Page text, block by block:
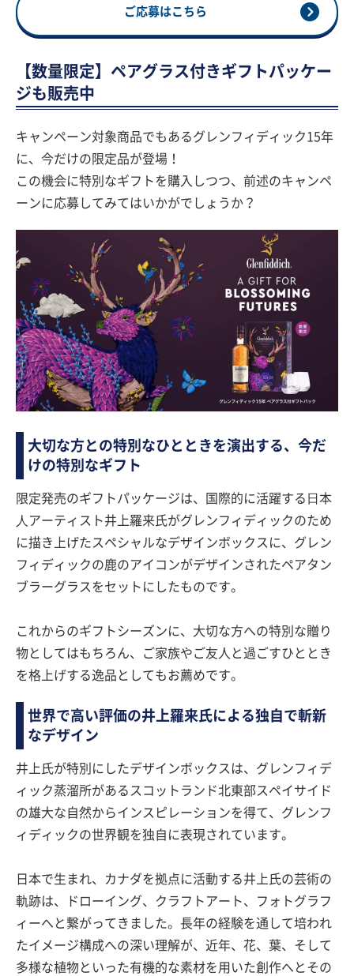
ご応募はこちら
【数量限定】ペアグラス付きギフトパッケー
ジも販売中
キャンペーン対象商品でもあるグレンフィディック15年
に、今だけの限定品が登場！
この機会に特別なギフトを購入しつつ、前述のキャンペ
ーンに応募してみてはいかがでしょうか？
大切な方との特別なひとときを演出する、今だ
けの特別なギフト
限定発売のギフトパッケージは、国際的に活躍する⽇本
⼈アーティスト井上羅来氏がグレンフィディックのため
に描き上げたスペシャルなデザインボックスに、グレン
フィディックの鹿のアイコンがデザインされたペアタン
ブラーグラスをセットにしたものです。
これからのギフトシーズンに、大切な方への特別な贈り
物としてはもちろん、ご家族やご友人と過ごすひととき
を格上げする逸品としてもお薦めです。
世界で高い評価の井上羅来氏による独自で斬新
なデザイン
井上氏が特別にしたデザインボックスは、グレンフィデ
ィック蒸溜所があるスコットランド北東部スペイサイド
の雄大な自然からインスピレーションを得て、グレンフ
ィディックの世界観を独自に表現されています。
日本で生まれ、カナダを拠点に活動する井上氏の芸術の
軌跡は、ドローイング、クラフトアート、フォトグラフ
ィーへと繋がってきました。長年の経験を通して培われ
たイメージ構成への深い理解が、近年、花、葉、そして
多様な植物といった有機的な素材を用いた創作へとその